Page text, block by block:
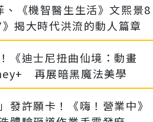
、《機智醫生生活》文熙景8
揭大時代洪流的動人篇章
《迪士尼扭曲仙境：動畫
再展暗黑魔法美學
發許願卡！《嗨！營業中》